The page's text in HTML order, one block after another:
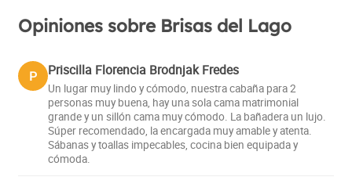
Opiniones sobre Brisas del Lago
P Priscilla Florencia Brodnjak Fredes
Un lugar muy lindo y cómodo, nuestra cabaña para 2
personas muy buena, hay una sola cama matrimonial
grande y un sillón cama muy cómodo. La bañadera un lujo.
Súper recomendado, la encargada muy amable y atenta.
Sábanas y toallas impecables, cocina bien equipada y
cómoda.